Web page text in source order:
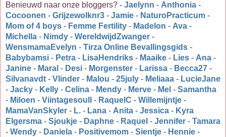
Benieuwd naar onze bloggers? - Jaelynn - Anthonia -
Cocoonen - Grijzewolknr3 - Jamie - NaturoPracticum -
Mom of 4 boys - Femme Fertility - Madelon - Ava -
Michella - Nimdy - WereldwijdZwanger -
WensmamaEvelyn - Tirza Online Bevallingsgids -
Babybamsi - Petra - LisaHendriks - Maaike - Lies - Ana -
Janine - Maral - Desi - Morgenster - Larissa - Becca27 -
Silvanavdt - Vlinder - Malou - 25july - Meliaaa - LucieJane
- Jacky - Kelly - Celina - Mendy - Merve - Mel - Samantha
- Miloen - Viintagesoull - RaquelC - Willemijntje -
MamaVanSkyler - L. - Lana - Anita - Jessica - Kyra
Elgersma - Sjoukje - Daphne - Raquel - Jennifer - Tamara
- Wendy - Daniela - Positivemom - Sientje - Hennie -